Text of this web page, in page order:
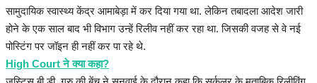
सामुदायिक स्वास्थ्य केंद्र आमाबेड़ा में कर दिया गया था. लेकिन तबादला आदेश जारी
होने के एक साल बाद भी विभाग उन्हें रिलीव नहीं कर रहा था. जिसकी वजह से वे नई
पोस्टिंग पर जॉइन ही नहीं कर पा रहे थे.
High Court ने क्या कहा?